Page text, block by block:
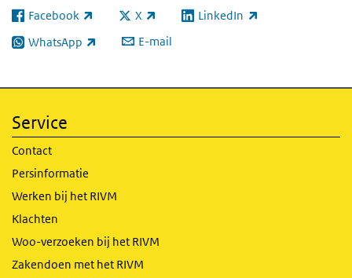
Facebook
(externe link) X
(externe link) LinkedIn
(externe link)
WhatsApp
(externe link) E-mail
Service
Contact
Persinformatie
Werken bij het RIVM
Klachten
Woo-verzoeken bij het RIVM
Zakendoen met het RIVM